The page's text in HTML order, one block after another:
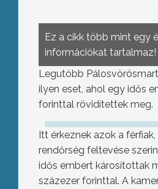
Ez a cikk több mint egy
információkat tartalmaz!
Legutóbb
ilyen eset, ahol egy idős
forinttal rövidítettek meg.
Itt érkeznek azok a férfiak,
rendőrség feltevése
idős embert károsítottak
százezer forinttal. A